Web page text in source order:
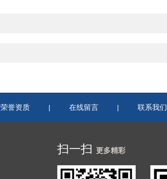
荣誉资质 | 在线留言 | 联系我们
扫一扫 更多精彩